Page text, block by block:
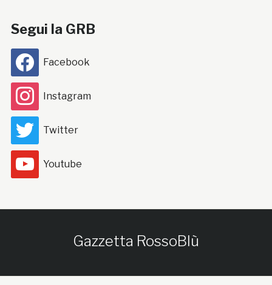
Segui la GRB
Facebook
Instagram
Twitter
Youtube
Gazzetta RossoBlù